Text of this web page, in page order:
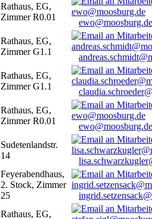
Rathaus, EG,
Zimmer R0.01
ewo@moosburg.de
Rathaus, EG,
Zimmer G1.1
Rathaus, EG,
Zimmer G1.1
Rathaus, EG,
Zimmer R0.01
ewo@moosburg.de
Sudetenlandstr.
14
Feyerabendhaus,
2. Stock, Zimmer
25
Rathaus, EG,